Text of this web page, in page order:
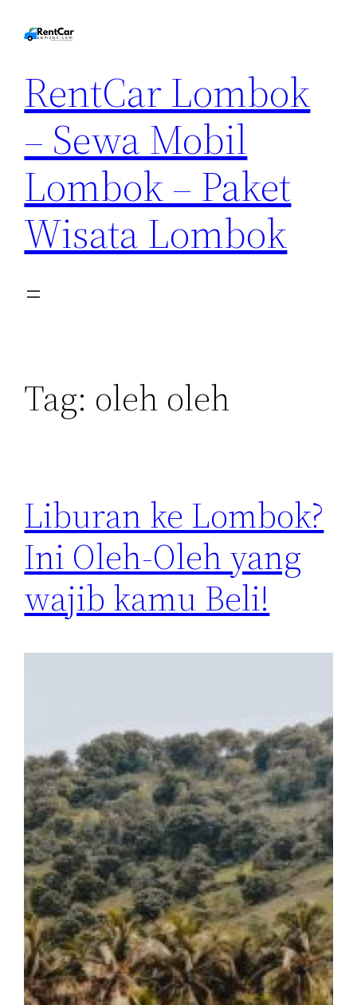
RentCar Lombok
– Sewa Mobil
Lombok – Paket
Wisata Lombok
Tag: oleh oleh
Liburan ke Lombok?
Ini Oleh-Oleh yang
wajib kamu Beli!